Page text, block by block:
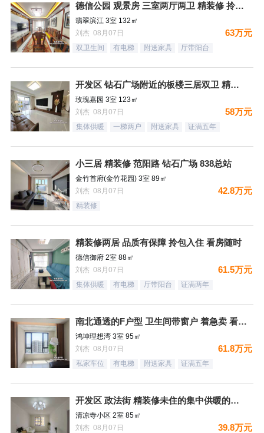
德信公园 观景房 三室两厅两卫 精装修 拎包入住
翡翠滨江 3室 132㎡
刘杰 08月07日
63万元
双卫生间 有电梯 附送家具 厅带阳台
开发区 钻石广场附近的板楼三居双卫 精装未住
玫瑰嘉园 3室 123㎡
刘杰 08月07日
58万元
集体供暖 一梯两户 附送家具 证满五年
小三居 精装修 范阳路 钻石广场 838总站
金竹首府(金竹花园) 3室 89㎡
刘杰 08月07日
42.8万元
精装修
精装修两居 品质有保障 拎包入住 看房随时
德信御府 2室 88㎡
刘杰 08月07日
61.5万元
集体供暖 有电梯 厅带阳台 证满两年
南北通透的F户型 卫生间带窗户 着急卖 看房随时
鸿坤理想湾 3室 95㎡
刘杰 08月07日
61.8万元
私家车位 有电梯 附送家具 证满五年
开发区 政法街 精装修未住的集中供暖的两居室
清凉寺小区 2室 85㎡
刘杰 08月07日
39.8万元